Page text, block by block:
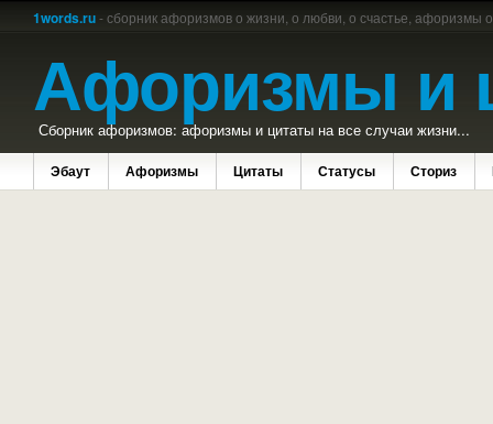
1words.ru- сборник афоризмов о жизни, о любви, о счастье,
Афоризмы и
Сборник афоризмов: афоризмы и цитаты на все случаи жизни...
Эбаут Афоризмы Цитаты Статусы Сториз